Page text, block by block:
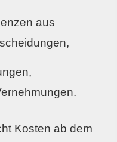
aus
Kosten ab dem